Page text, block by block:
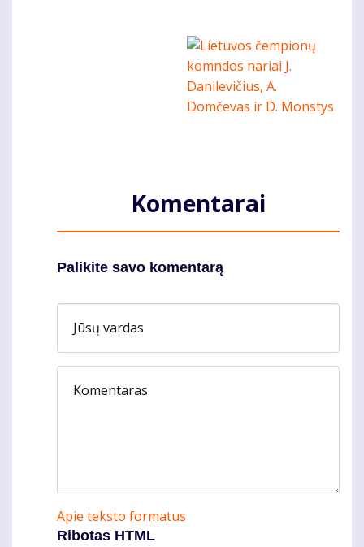
Komentarai
Palikite savo komentarą
Jūsų vardas
Komentaras
Apie teksto formatus
Ribotas HTML